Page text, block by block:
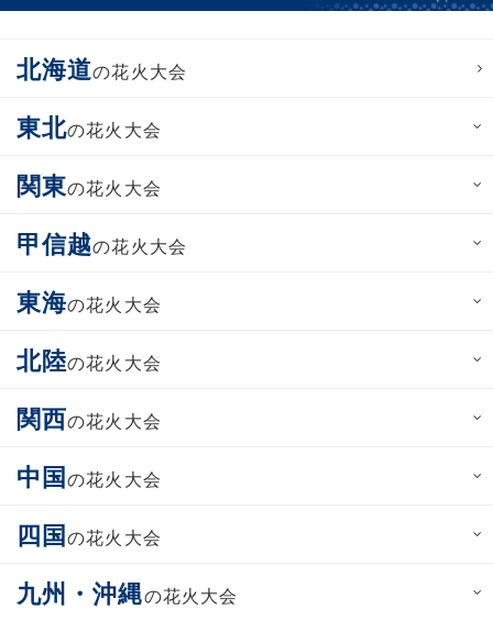
北海道の花火大会
東北の花火大会
関東の花火大会
甲信越の花火大会
東海の花火大会
北陸の花火大会
関西の花火大会
中国の花火大会
四国の花火大会
九州・沖縄の花火大会